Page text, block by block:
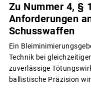
Zu Nummer 4, §
Anforderungen
Schusswaffen
Ein
Technik bei
zuverlässige
ballistische Präzision